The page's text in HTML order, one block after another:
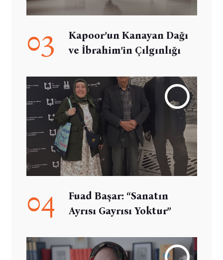
03
Kapoor’un Kanayan Dağı
ve İbrahim’in Çılgınlığı
04
Fuad Başar: “Sanatın
Ayrısı Gayrısı Yoktur”